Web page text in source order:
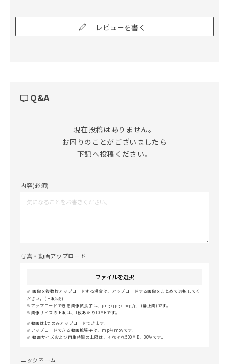
レビューを書く
Q&A
現在投稿はありません。
お困りのことがございましたら
下記へ投稿ください。
内容(必須)
写真・動画アップロード
ファイルを選択
画像を複数枚アップロードする場合は、アップロードする画像をまとめて選択してく
ださい。(上限5枚)
アップロードできる画像拡張子は、png/jpg/jpeg/gif(静止画)です。
画像サイズの上限は、1枚あたり10MBです。
動画は1つのみアップロードできます。
アップロードできる動画拡張子は、mp4/movです。
動画サイズおよび再生時間の上限は、それぞれ500MB、30秒です。
ニックネーム